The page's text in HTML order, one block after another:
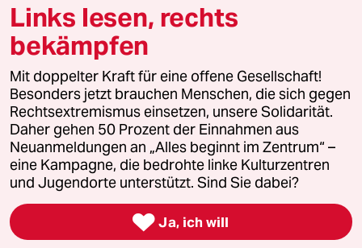
© 2026 taz Verlags und Vertriebs GmbH
Alle Rechte vorbehalten. Bei rechtlichen Fragen oder für Genehmigungen
wenden Sie sich bitte an
lizenzen@taz.de
Feedback Redaktionsstatut Kommune-Richtlinien
Leitlinie Informant Datenschutz Impressum AGB
Seitenwende Einwilligungen widerrufen (Ads)
Links lesen, rechts
bekämpfen
Mit doppelter Kraft für eine offene Gesellschaft!
Besonders jetzt brauchen Menschen, die sich gegen
Rechtsextremismus einsetzen, unsere Solidarität.
Daher gehen 50 Prozent der Einnahmen aus
Neuanmeldungen an „Alles beginnt im Zentrum“ –
eine Kampagne, die bedrohte linke Kulturzentren
und Jugendorte unterstützt. Sind Sie dabei?
 Ja, ich will